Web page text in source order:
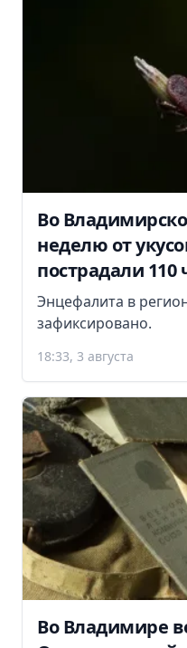
Во
неделю от
пострадали 110
Энцефалита в
зафиксировано.
18:33, 3 августа
Во Владимире